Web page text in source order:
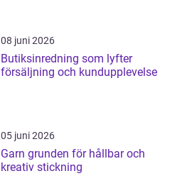
08 juni 2026
Butiksinredning som lyfter
försäljning och kundupplevelse
05 juni 2026
Garn grunden för hållbar och
kreativ stickning